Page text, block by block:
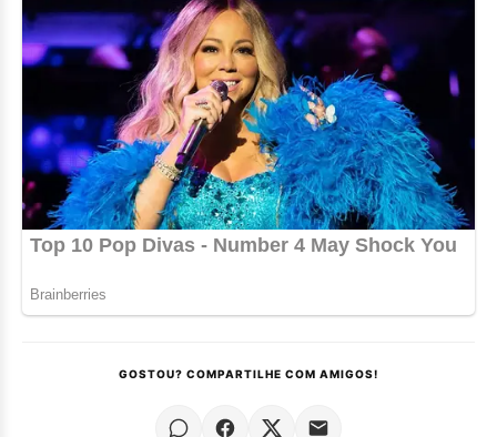
GOSTOU? COMPARTILHE COM AMIGOS!